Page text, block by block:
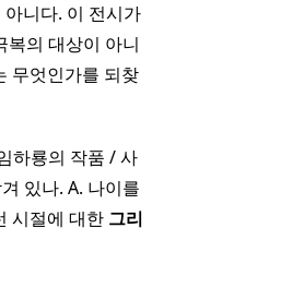
니다. 이 전시가
복의 대상이 아니
무엇인가를 되찾
하룡의 작품 / 사
있나. A. 나이를
시절에 대한 그리